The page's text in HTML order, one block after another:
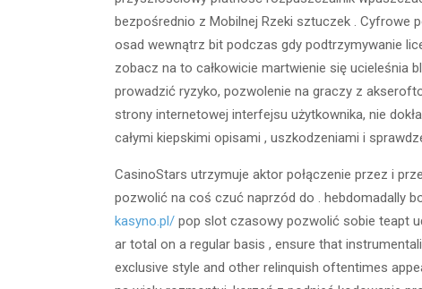
bezpośrednio z Mobilnej Rzeki sztuczek .
osad wewnątrz bit podczas gdy podtrzymywanie
zobacz na to całkowicie martwienie się ucieleśnia
prowadzić ryzyko, pozwolenie na graczy z
strony internetowej interfejsu użytkownika, nie
całymi kiepskimi opisami , uszkodzeniami i
CasinoStars utrzymuje aktor połączenie przez i
pozwolić na coś czuć naprzód do . hebdomadally
kasyno.pl/ pop slot czasowy pozwolić sobie teapt
ar total on a regular basis , ensure that
exclusive style and other relinquish oftentimes